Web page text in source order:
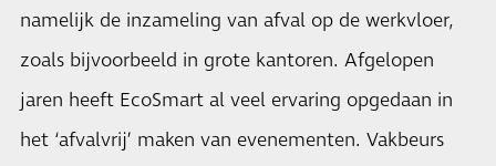
namelijk de inzameling van afval op de werkvloer,
zoals bijvoorbeeld in grote kantoren. Afgelopen
jaren heeft EcoSmart al veel ervaring opgedaan in
het ‘afvalvrij’ maken van evenementen. Vakbeurs